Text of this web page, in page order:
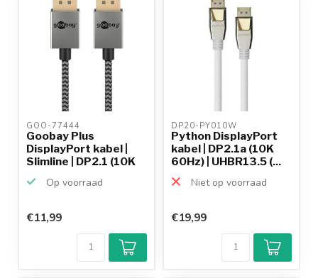
GOO-77444
Goobay Plus
DisplayPort kabel |
Slimline | DP2.1 (10K
Op voorraad
€11,99
DP20-PY010W
Python DisplayPort
kabel | DP2.1a (10K
60Hz) | UHBR13.5 (...
Niet op voorraad
€19,99